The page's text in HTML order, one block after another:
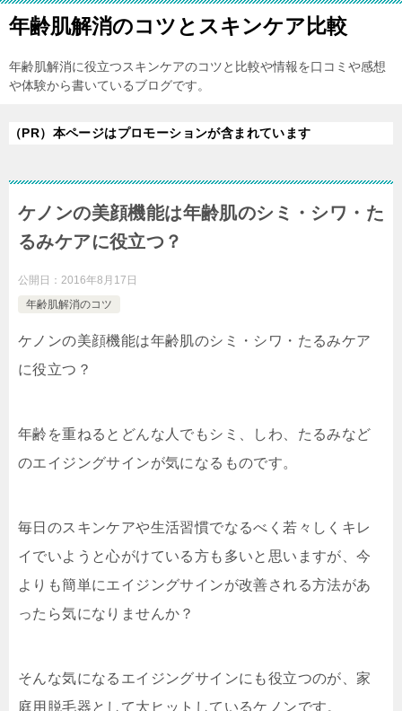
年齢肌解消のコツとスキンケア比較
年齢肌解消に役立つスキンケアのコツと比較や情報を口コミや感想
や体験から書いているブログです。
（PR）本ページはプロモーションが含まれています
ケノンの美顔機能は年齢肌のシミ・シワ・た
るみケアに役立つ？
公開日： 2016年8月17日
年齢肌解消のコツ
ケノンの美顔機能は年齢肌のシミ・シワ・たるみケア
に役立つ？
年齢を重ねるとどんな人でもシミ、しわ、たるみなど
のエイジングサインが気になるものです。
毎日のスキンケアや生活習慣でなるべく若々しくキレ
イでいようと心がけている方も多いと思いますが、今
よりも簡単にエイジングサインが改善される方法があ
ったら気になりませんか？
そんな気になるエイジングサインにも役立つのが、家
庭用脱毛器として大ヒットしているケノンです。